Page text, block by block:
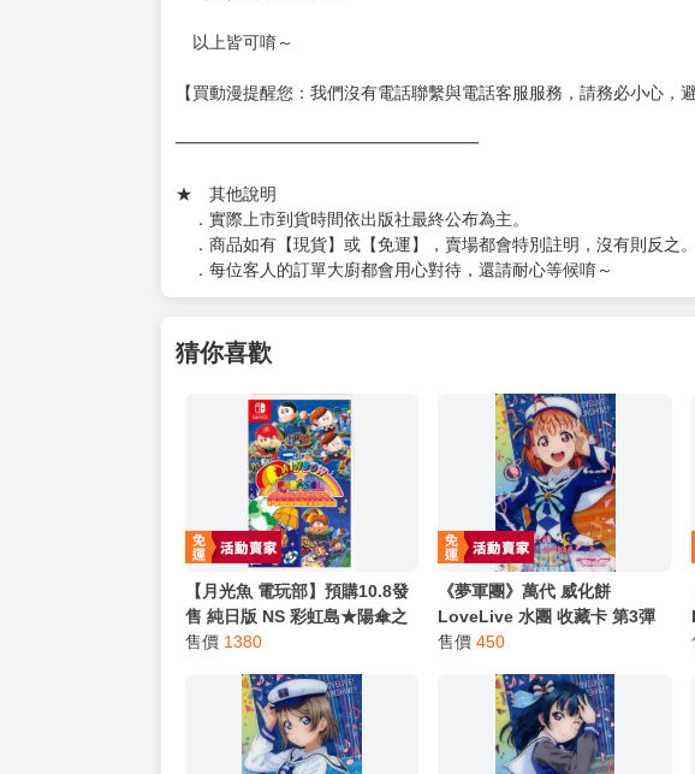
https://www.myacg.com.tw/goods_detail.php?gid=3104440
━━━━━━━━━━━━━━━━━━
（１）私訊留言
（２）於賣場商品頁留言
（３）訂單回覆留言
【買動漫提醒您：我們沒有電話聯繫與電話客服服務，請務必小心，避
★ 其他說明
．實際上市到貨時間依出版社最終公布為主。
．商品如有【現貨】或【免運】，賣場都會特別註明，沒有則反之。
．每位客人的訂單大廚都會用心對待，還請耐心等候唷～
猜你喜歡